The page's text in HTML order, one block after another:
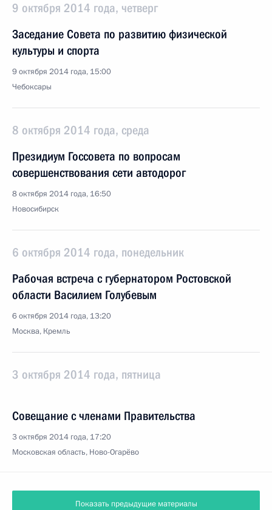
9 октября 2014 года, четверг
Заседание Совета по развитию физической
культуры и спорта
9 октября 2014 года, 15:00
Чебоксары
8 октября 2014 года, среда
Президиум Госсовета по вопросам
совершенствования сети автодорог
8 октября 2014 года, 16:50
Новосибирск
6 октября 2014 года, понедельник
Рабочая встреча с губернатором Ростовской
области Василием Голубевым
6 октября 2014 года, 13:20
Москва, Кремль
3 октября 2014 года, пятница
Совещание с членами Правительства
3 октября 2014 года, 17:20
Московская область, Ново-Огарёво
Показать предыдущие материалы